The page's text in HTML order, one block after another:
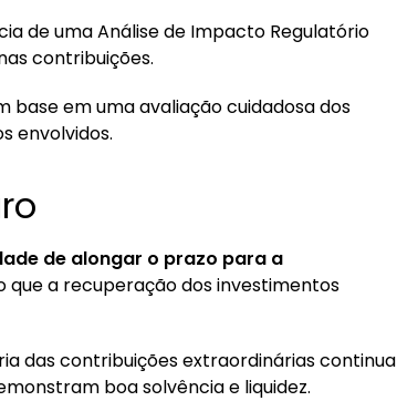
de uma Análise de Impacto Regulatório
contribuições.
base em uma avaliação cuidadosa dos
envolvidos.
de alongar o prazo para a
que a recuperação dos investimentos
das contribuições extraordinárias continua
boa solvência e liquidez.